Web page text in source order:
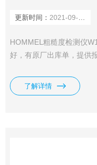
更新时间： 2021-09-27
HOMMEL粗糙度检测仪
好，有原厂出库单，提供
了解详情